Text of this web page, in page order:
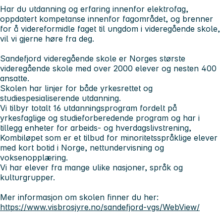
Har du utdanning og erfaring innenfor elektrofag,
oppdatert kompetanse innenfor fagområdet, og brenner
for å videreformidle faget til ungdom i videregående skole,
vil vi gjerne høre fra deg.
Sandefjord videregående skole er Norges største
videregående skole med over 2000 elever og nesten 400
ansatte.
Skolen har linjer for både yrkesrettet og
studiespesialiserende utdanning.
Vi tilbyr totalt 16 utdanningsprogram fordelt på
yrkesfaglige og studieforberedende program og har i
tillegg enheter for arbeids- og hverdagslivstrening,
Kombiløpet som er et tilbud for minoritetsspråklige elever
med kort botid i Norge, nettundervisning og
voksenopplæring.
Vi har elever fra mange ulike nasjoner, språk og
kulturgrupper.
Mer informasjon om skolen finner du her:
https://www.visbrosjyre.no/sandefjord-vgs/WebView/